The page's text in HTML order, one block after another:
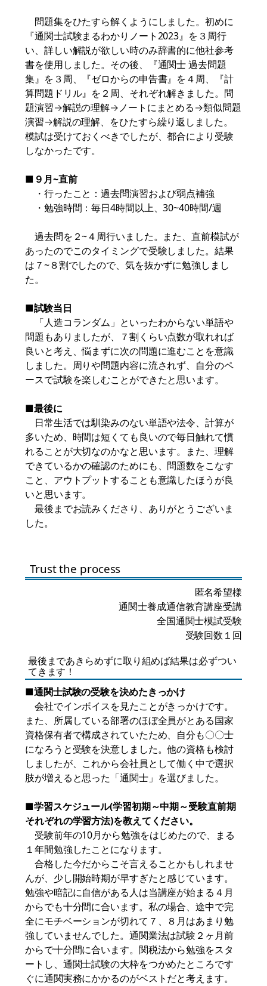
問題集をひたすら解くようにしました。初めに
『通関士試験まるわかりノート2023』を３周行
い、詳しい解説が欲しい時のみ辞書的に他社参考
書を使用しました。その後、『通関士 過去問題
集』を３周、『ゼロからの申告書』を４周、『計
算問題ドリル』を２周、それぞれ解きました。問
題演習→解説の理解→ノートにまとめる→類似問題
演習→解説の理解、をひたすら繰り返しました。
模試は受けておくべきでしたが、都合により受験
しなかったです。
■ ９月~直前
・行ったこと：過去問演習および弱点補強
・勉強時間：毎日4時間以上、30~40時間/週
過去問を２~４周行いました。また、直前模試が
あったのでこのタイミングで受験しました。結果
は７~８割でしたので、気を抜かずに勉強しまし
た。
■試験当日
「人造コランダム」といったわからない単語や
問題もありましたが、７割くらい点数が取れれば
良いと考え、悩まずに次の問題に進むことを意識
しました。周りや問題内容に流されず、自分のペ
ースで試験を楽しむことができたと思います。
■最後に
日常生活では馴染みのない単語や法令、計算が
多いため、時間は短くても良いので毎日触れて慣
れることが大切なのかなと思います。また、理解
できているかの確認のためにも、問題数をこなす
こと、アウトプットすることも意識したほうが良
いと思います。
最後までお読みくださり、ありがとうございま
した。
Trust the process
匿名希望様
通関士養成通信教育講座受講
全国通関士模試受験
受験回数１回
最後まであきらめずに取り組めば結果は必ずつい
てきます！
■通関士試験の受験を決めたきっかけ
会社でインボイスを見たことがきっかけです。
また、所属している部署のほぼ全員がとある国家
資格保有者で構成されていたため、自分も〇〇士
になろうと受験を決意しました。他の資格も検討
しましたが、これから会社員として働く中で選択
肢が増えると思った「通関士」を選びました。
■学習スケジュール(学習初期～中期～受験直前期
それぞれの学習方法)を教えてください。
受験前年の10月から勉強をはじめたので、まる
１年間勉強したことになります。
合格した今だからこそ言えることかもしれませ
んが、少し開始時期が早すぎたと感じています。
勉強や暗記に自信がある人は当講座が始まる４月
からでも十分間に合います。私の場合、途中で完
全にモチベーションが切れて７、８月はあまり勉
強していませんでした。通関業法は試験２ヶ月前
からで十分間に合います。関税法から勉強をスタ
ートし、通関士試験の大枠をつかめたところです
ぐに通関実務にかかるのがベストだと考えます。